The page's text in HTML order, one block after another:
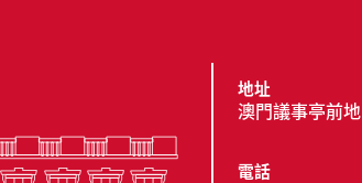
地址
澳門議事亭前地
電話